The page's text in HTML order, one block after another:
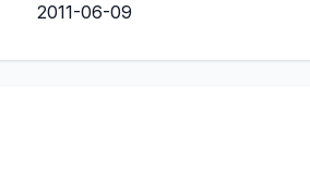
2011-06-09